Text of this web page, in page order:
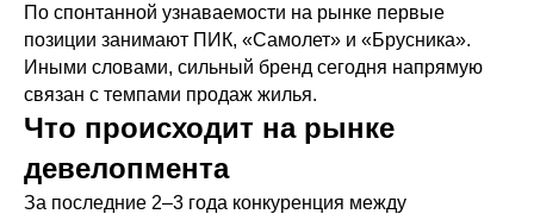
По спонтанной узнаваемости на рынке первые
позиции занимают ПИК, «Самолет» и «Брусника».
Иными словами, сильный бренд сегодня напрямую
связан с темпами продаж жилья.
Что происходит на рынке
девелопмента
За последние 2–3 года конкуренция между